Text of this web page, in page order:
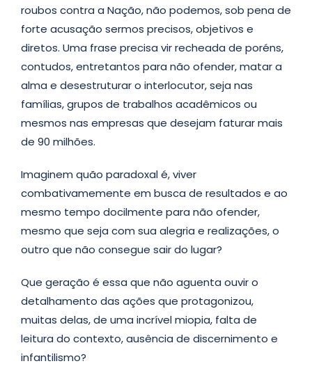
roubos contra a Nação, não podemos, sob pena de
forte acusação sermos precisos, objetivos e
diretos. Uma frase precisa vir recheada de poréns,
contudos, entretantos para não ofender, matar a
alma e desestruturar o interlocutor, seja nas
famílias, grupos de trabalhos acadêmicos ou
mesmos nas empresas que desejam faturar mais
de 90 milhões.
Imaginem quão paradoxal é, viver
combativamemente em busca de resultados e ao
mesmo tempo docilmente para não ofender,
mesmo que seja com sua alegria e realizações, o
outro que não consegue sair do lugar?
Que geração é essa que não aguenta ouvir o
detalhamento das ações que protagonizou,
muitas delas, de uma incrível miopia, falta de
leitura do contexto, ausência de discernimento e
infantilismo?